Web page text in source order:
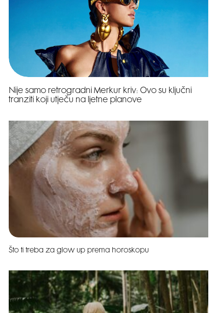
Nije samo retrogradni Merkur kriv: Ovo su ključni
tranziti koji utječu na ljetne planove
Što ti treba za glow up prema horoskopu